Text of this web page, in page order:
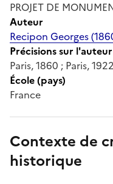
PROJET DE
Auteur
Recipon Georges
Précisions sur l'auteur
Paris, 1860 ; Paris, 1922
École (pays)
France
Contexte de
historique